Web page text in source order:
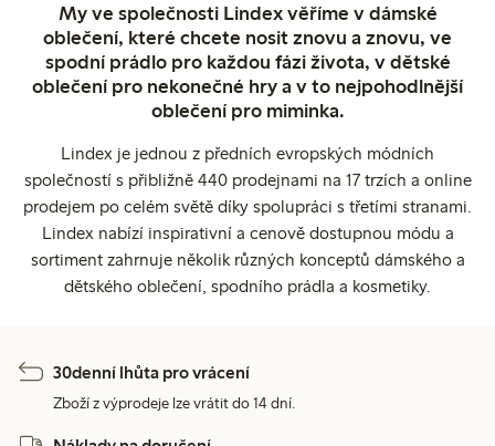
My ve společnosti Lindex věříme v dámské
oblečení, které chcete nosit znovu a znovu, ve
spodní prádlo pro každou fázi života, v dětské
oblečení pro nekonečné hry a v to nejpohodlnější
oblečení pro miminka.
Lindex je jednou z předních evropských módních
společností s přibližně 440 prodejnami na 17 trzích a online
prodejem po celém světě díky spolupráci s třetími stranami.
Lindex nabízí inspirativní a cenově dostupnou módu a
sortiment zahrnuje několik různých konceptů dámského a
dětského oblečení, spodního prádla a kosmetiky.
30denní lhůta pro vrácení
Zboží z výprodeje lze vrátit do 14 dní.